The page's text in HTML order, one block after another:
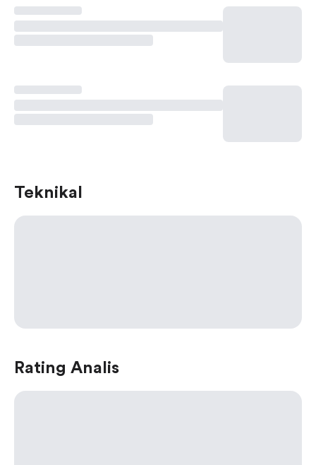
Teknikal
Rating Analis